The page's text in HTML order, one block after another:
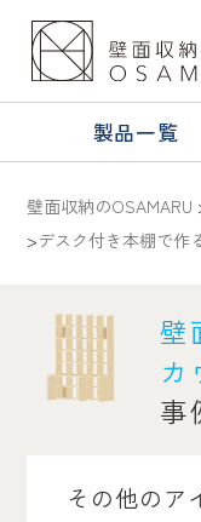
製品一覧
壁面収納のOSAMARU
>デスク付き本棚で作
壁
カ
事
その他のア